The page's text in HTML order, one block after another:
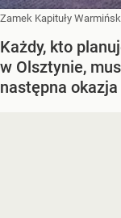
Zamek Kapituły
Każdy, kto
w Olsztynie,
następna